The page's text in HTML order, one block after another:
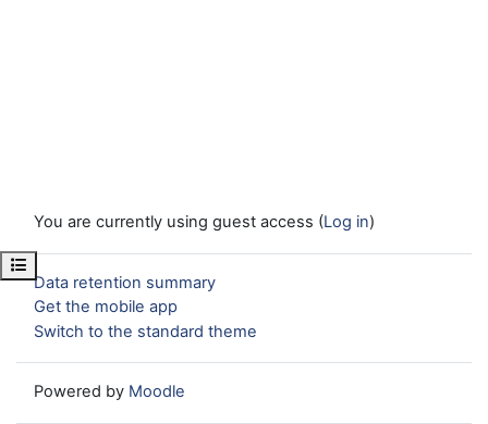
Open course index
You are currently using guest access (Log in)
Data retention summary
Get the mobile app
Switch to the standard theme
Powered by Moodle